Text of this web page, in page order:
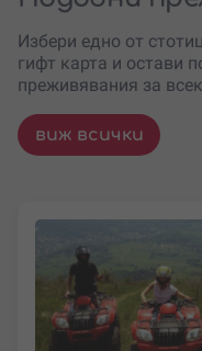
Избери едно от
гифт карта и остави
преживявания за
виж всички